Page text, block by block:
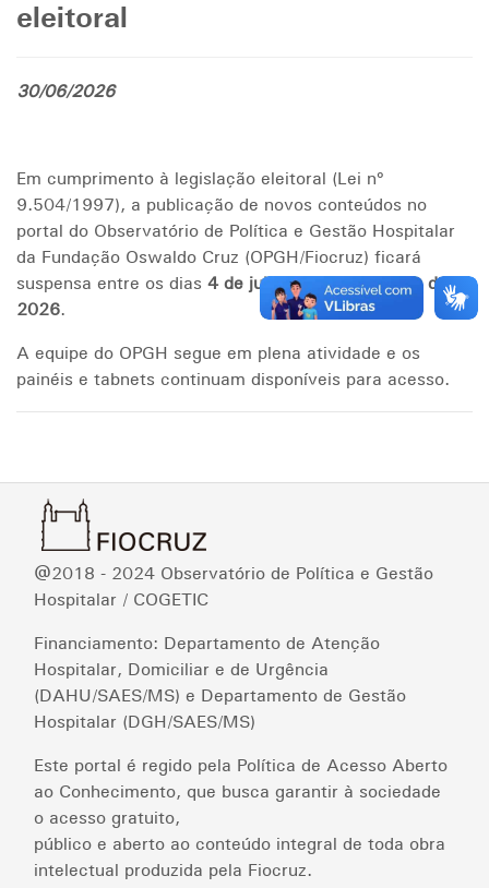
eleitoral
30/06/2026
Em cumprimento à legislação eleitoral (Lei nº
9.504/1997), a publicação de novos conteúdos no
portal do Observatório de Política e Gestão Hospitalar
da Fundação Oswaldo Cruz (OPGH/Fiocruz) ficará
suspensa entre os dias 4 de julhoe
25 de outubro de
2026.
A equipe do OPGH segue em plena atividade e os
painéis e tabnets continuam disponíveis para acesso.
@2018 - 2024 Observatório de Política e Gestão
Hospitalar / COGETIC
Financiamento: Departamento de Atenção
Hospitalar, Domiciliar e de Urgência
(DAHU/SAES/MS) e Departamento de Gestão
Hospitalar (DGH/SAES/MS)
Este portal é regido pela Política de Acesso Aberto
ao Conhecimento, que busca garantir à sociedade
o acesso gratuito,
público e aberto ao conteúdo integral de toda obra
intelectual produzida pela Fiocruz.